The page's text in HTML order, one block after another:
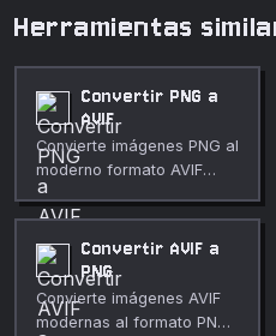
Herramientas
Convertir PNG a
AVIF
Convierte imágenes PNG al
moderno formato AVIF
para obtener archivos
mucho más pequeños.
Convertir AVIF a
PNG
Convierte imágenes AVIF
modernas al formato PNG